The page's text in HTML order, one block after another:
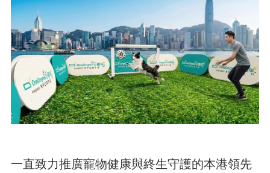
一直致力推廣寵物健康與終生守護的本港領先